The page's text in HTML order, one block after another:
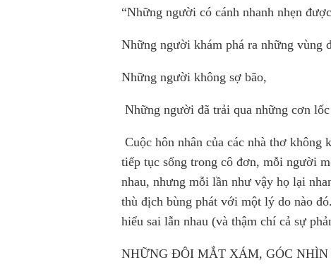
“Những người có cánh nhanh nhẹn
Những người khám phá ra những vùng
Những người không sợ bão,
Những người đã trải qua những cơn
Cuộc hôn nhân của các nhà thơ
tiếp tục sống trong cô đơn, mỗi người
nhau, nhưng mỗi lần như vậy họ lại
thù địch bùng phát với một lý do nào
hiểu sai lẫn nhau (và thậm chí cả sự
NHỮNG ĐÔI MẮT XÁM, GÓC